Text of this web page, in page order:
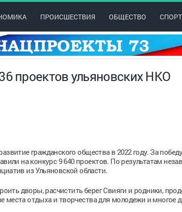
ПРОИСШЕСТВИЯ ОБЩЕСТВО СПОРТ
проектов ульяновских НКО
гражданского общества в 2022 году. За
на конкурс 9 640 проектов. По результатам
из Ульяновской области.
дворы, расчистить берег Свияги и родники,
отдыха и творчества для молодежи и многое